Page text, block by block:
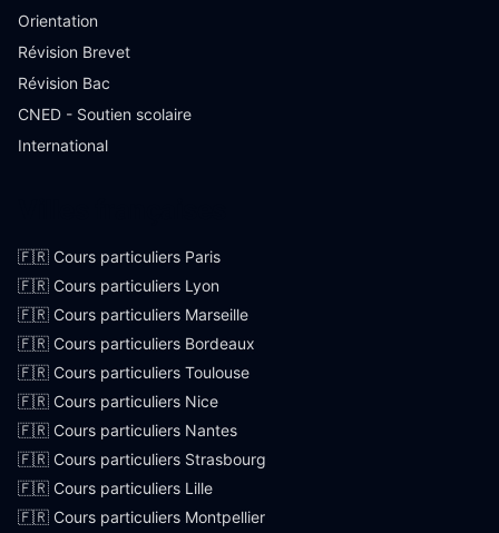
Orientation
Révision Brevet
Révision Bac
CNED - Soutien scolaire
International
🇫🇷 Cours particuliers Paris
🇫🇷 Cours particuliers Lyon
🇫🇷 Cours particuliers Marseille
🇫🇷 Cours particuliers Bordeaux
🇫🇷 Cours particuliers Toulouse
🇫🇷 Cours particuliers Nice
🇫🇷 Cours particuliers Nantes
🇫🇷 Cours particuliers Strasbourg
🇫🇷 Cours particuliers Lille
🇫🇷 Cours particuliers Montpellier